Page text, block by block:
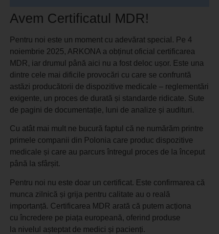
Avem Certificatul MDR!
Pentru noi este un moment cu adevărat special. Pe 4
noiembrie 2025, ARKONA a obținut oficial certificarea
MDR, iar drumul până aici nu a fost deloc ușor. Este una
dintre cele mai dificile provocări cu care se confruntă
astăzi producătorii de dispozitive medicale – reglementări
exigente, un proces de durată și standarde ridicate. Sute
de pagini de documentație, luni de analize și audituri.
Cu atât mai mult ne bucură faptul că ne numărăm printre
primele companii din Polonia care produc dispozitive
medicale și care au parcurs întregul proces de la început
până la sfârșit.
Pentru noi nu este doar un certificat. Este confirmarea că
munca zilnică și grija pentru calitate au o reală
importanță. Certificarea MDR arată că putem acționa
cu încredere pe piața europeană, oferind produse
la nivelul așteptat de medici și pacienți.